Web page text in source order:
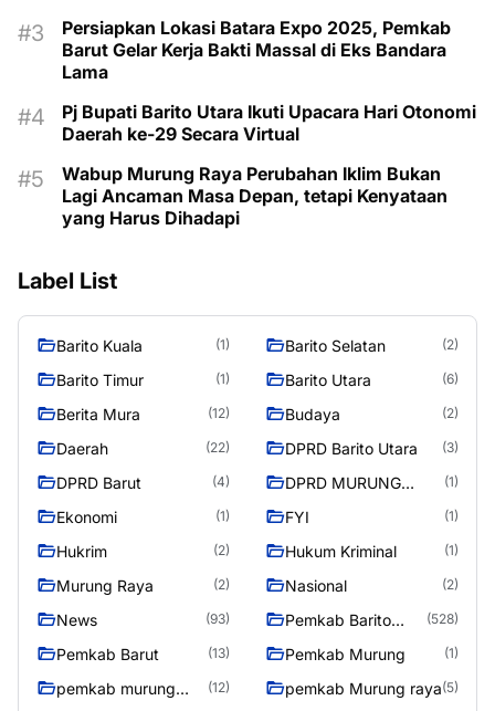
Persiapkan Lokasi Batara Expo 2025, Pemkab
Barut Gelar Kerja Bakti Massal di Eks Bandara
Lama
Pj Bupati Barito Utara Ikuti Upacara Hari Otonomi
Daerah ke-29 Secara Virtual
Wabup Murung Raya Perubahan Iklim Bukan
Lagi Ancaman Masa Depan, tetapi Kenyataan
yang Harus Dihadapi
Label List
Barito Kuala (1) Barito Selatan (2)
Barito Timur (1) Barito Utara (6)
Berita Mura (12) Budaya (2)
Daerah (22) DPRD Barito Utara (3)
DPRD Barut (4)
DPRD MURUNG
(1)
Ekonomi (1) FYI (1)
Hukrim (2) Hukum Kriminal (1)
Murung Raya (2) Nasional (2)
News (93)
Pemkab Barito
(528)
Pemkab Barut (13) Pemkab Murung (1)
pemkab murung
(12) pemkab Murung raya(5)